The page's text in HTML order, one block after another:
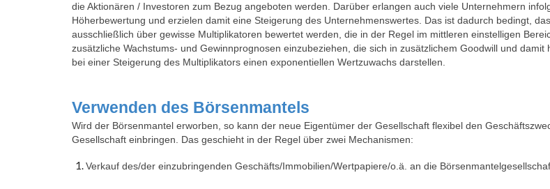
die Aktionären / Investoren zum Bezug angeboten werden. Darüber erlangen auch viele Unternehmern
Höherbewertung und erzielen damit eine Steigerung des Unternehmenswertes. Das ist dadurch bedingt,
ausschließlich über gewisse Multiplikatoren bewertet werden, die in der Regel im mittleren einstelligen
zusätzliche Wachstums- und Gewinnprognosen einzubeziehen, die sich in zusätzlichem Goodwill und
bei einer Steigerung des Multiplikators einen exponentiellen Wertzuwachs darstellen.
Verwenden des Börsenmantels
Wird der Börsenmantel erworben, so kann der neue Eigentümer der Gesellschaft flexibel den
Gesellschaft einbringen. Das geschieht in der Regel über zwei Mechanismen:
Verkauf des/der einzubringenden Geschäfts/Immobilien/Wertpapiere/o.ä. an die